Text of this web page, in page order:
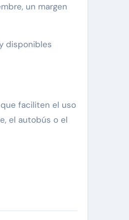
un margen
disponibles
faciliten el uso
el autobús o el